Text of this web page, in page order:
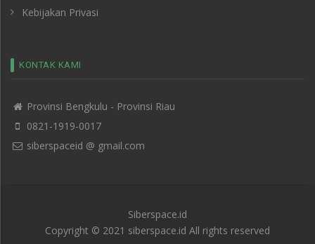
Kebijakan Privasi
KONTAK KAMI
Provinsi Bengkulu - Provinsi Riau
0821-1919-0017
siberspaceid @ gmail.com
Siberspace.id
Copyright © 2021 siberspace.id All rights reserved